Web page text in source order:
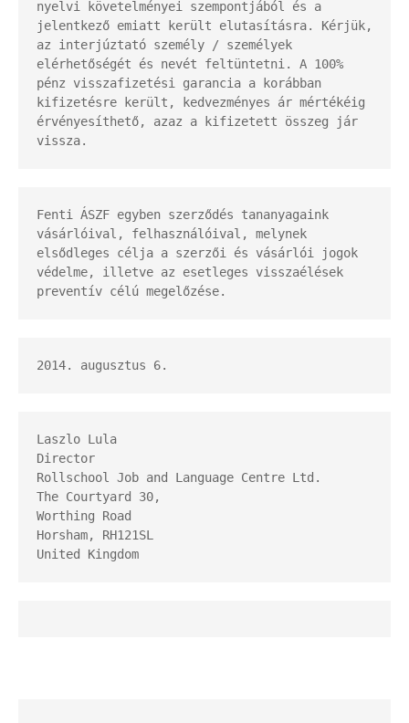
nyelvi követelményei szempontjából és a
jelentkező emiatt került elutasításra. Kérjük,
az interjúztató személy / személyek
elérhetőségét és nevét feltüntetni. A 100%
pénz visszafizetési garancia a korábban
kifizetésre került, kedvezményes ár mértékéig
érvényesíthető, azaz a kifizetett összeg jár
vissza.
Fenti ÁSZF egyben szerződés tananyagaink
vásárlóival, felhasználóival, melynek
elsődleges célja a szerzői és vásárlói jogok
védelme, illetve az esetleges visszaélések
preventív célú megelőzése.
2014. augusztus 6.
Laszlo Lula
Director
Rollschool Job and Language Centre Ltd.
The Courtyard 30,
Worthing Road
Horsham, RH121SL
United Kingdom